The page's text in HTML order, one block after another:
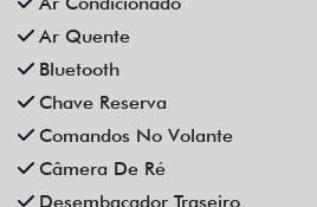
Farol De Led
Farol De Neblina
Limpador Traseiro
Para-Choques Na Cor Do Veículo
Rodas De Liga Leve
Som Original